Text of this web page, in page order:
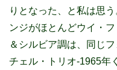
りとなった、と私は思
ンジがほとんどウイ・
＆シルビア調は、同じ
チェル・トリオ-1965年